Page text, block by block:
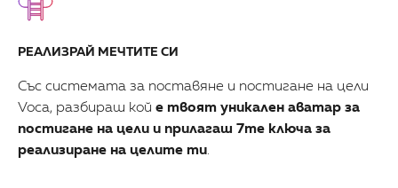
РЕАЛИЗРАЙ МЕЧТИТЕ СИ
Със системата за поставяне и постигане на цели
Voca, разбираш кой е твоят уникален аватар за
постигане на цели и прилагаш 7те ключа за
реализиране на целите ти.